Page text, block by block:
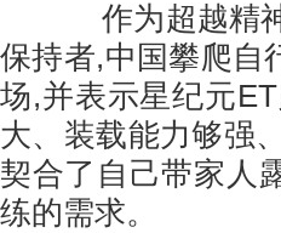
作为超越精神
保持者,中国攀爬自
场,并表示星纪元
大、装载能力够强
契合了自己带家人
练的需求。